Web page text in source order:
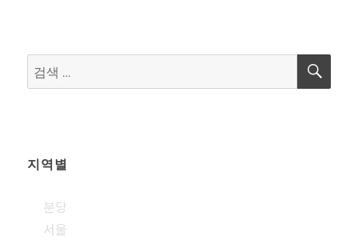
검
색:
검
지역별
분당
서울